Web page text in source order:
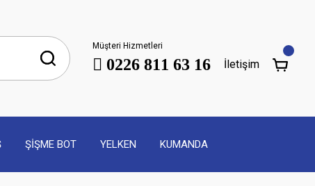
Müşteri Hizmetleri
0226 811 63 16 İletişim
ŞİŞME BOT YELKEN KUMANDA